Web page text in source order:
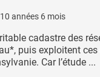
10 années 6 mois
cadastre des
puis exploitent ces
Car l’étude ...